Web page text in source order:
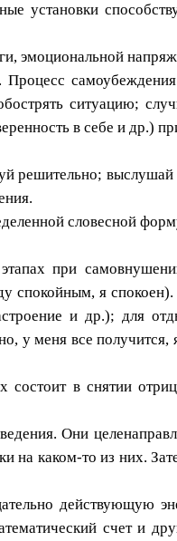
установки
эмоциональной
ситуацию;
в себе и др.)
решительно;
словесной
при
спокойным, я
и др.); для
у меня все получится,
в снятии
Они
на каком-то из них.
действующую
счет и